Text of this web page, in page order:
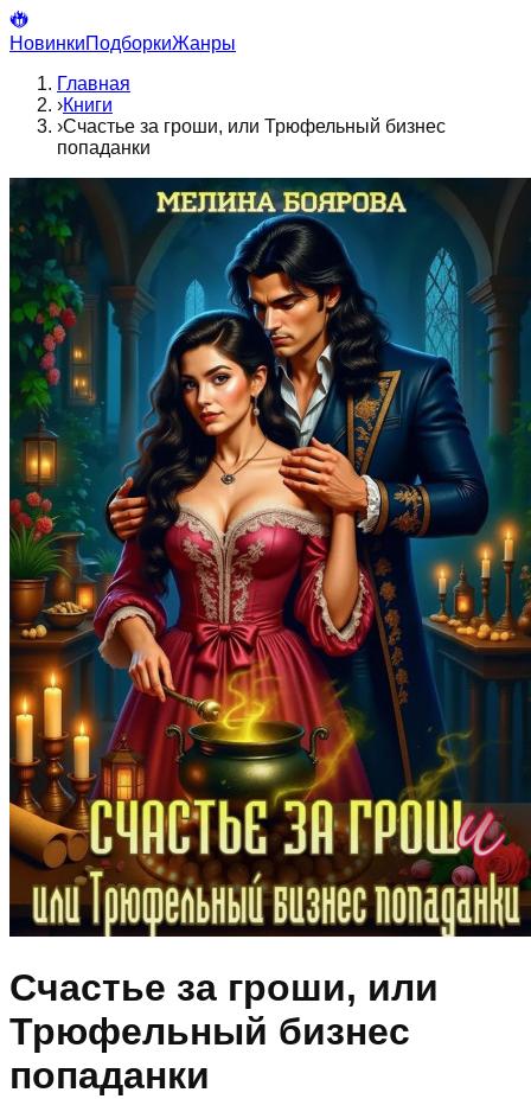
НовинкиПодборкиЖанры
Главная
›Книги
›Счастье за гроши, или Трюфельный бизнес
попаданки
Счастье за гроши, или
Трюфельный бизнес
попаданки